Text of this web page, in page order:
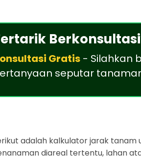
Gratis - Silahkan
seputar
adalah kalkulator jarak
diareal tertentu, lahan